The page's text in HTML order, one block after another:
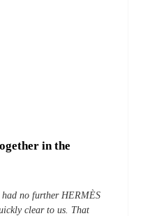
in the
no further HERMÈS
clear to us. That